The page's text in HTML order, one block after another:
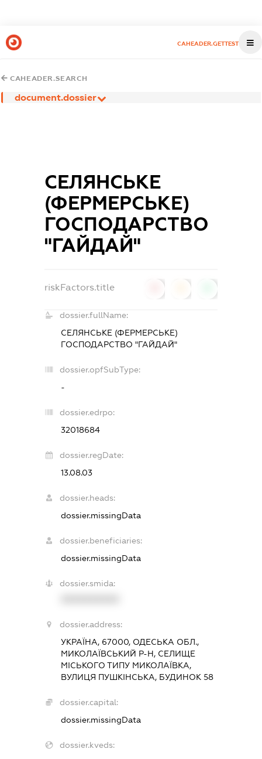
CAHEADER.GETTEST
CAHEADER.SEARCH
document.dossier
СЕЛЯНСЬКЕ
(ФЕРМЕРСЬКЕ)
ГОСПОДАРСТВО
"ГАЙДАЙ"
riskFactors.title
dossier.fullName:
СЕЛЯНСЬКЕ (ФЕРМЕРСЬКЕ)
ГОСПОДАРСТВО "ГАЙДАЙ"
dossier.opfSubType:
-
dossier.edrpo:
32018684
dossier.regDate:
13.08.03
dossier.heads:
dossier.missingData
dossier.beneficiaries:
dossier.missingData
dossier.smida:
dossier.address:
УКРАЇНА, 67000, ОДЕСЬКА ОБЛ.,
МИКОЛАЇВСЬКИЙ Р-Н, СЕЛИЩЕ
МІСЬКОГО ТИПУ МИКОЛАЇВКА,
ВУЛИЦЯ ПУШКІНСЬКА, БУДИНОК 58
dossier.capital:
dossier.missingData
dossier.kveds: